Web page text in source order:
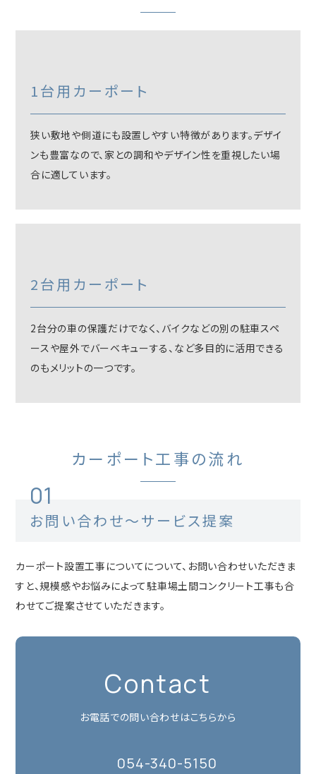
1台用カーポート
狭い敷地や側道にも設置しやすい特徴があります。デザイ
ンも豊富なので、家との調和やデザイン性を重視したい場
合に適しています。
2台用カーポート
2台分の車の保護だけでなく、バイクなどの別の駐車スペ
ースや屋外でバーベキューする、など多目的に活用できる
のもメリットの一つです。
カーポート工事の流れ
01
お問い合わせ〜サービス提案
カーポート設置工事についてについて、お問い合わせいただきま
すと、規模感やお悩みによって駐車場土間コンクリート工事も合
わせてご提案させていただきます。
Contact
お電話での問い合わせはこちらから
054-340-5150